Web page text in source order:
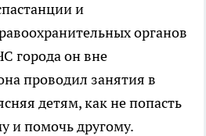
и
органов
города он вне
проводил занятия в
детям, как не попасть
и помочь другому.